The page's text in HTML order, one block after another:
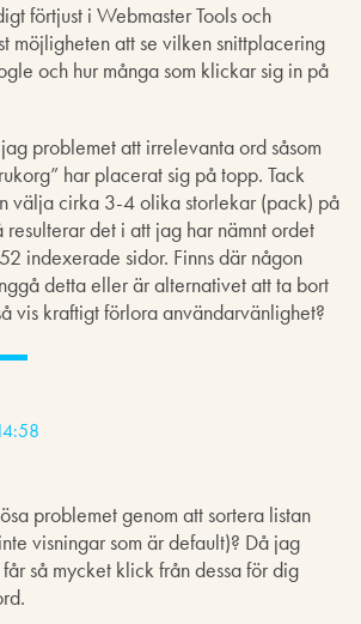
förtjust i Webmaster Tools och
möjligheten att se vilken snittplacering
och hur många som klickar sig in på
problemet att irrelevanta ord såsom
har placerat sig på topp. Tack
välja cirka 3-4 olika storlekar (pack) på
det i att jag har nämnt ordet
indexerade sidor. Finns där någon
detta eller är alternativet att ta bort
vis kraftigt förlora användarvänlighet?
problemet genom att sortera listan
visningar som är default)? Då jag
så mycket klick från dessa för dig